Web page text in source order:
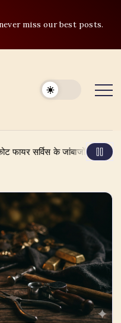
miss our best posts.
के जांबाजों ने ऐसे बचाया